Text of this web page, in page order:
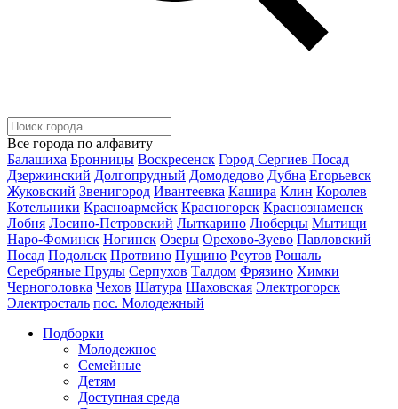
Все города по алфавиту
Балашиха Бронницы Воскресенск Город Сергиев Посад
Дзержинский Долгопрудный Домодедово Дубна Егорьевск
Жуковский Звенигород Ивантеевка Кашира Клин Королев
Котельники Красноармейск Красногорск Краснознаменск
Лобня Лосино-Петровский Лыткарино Люберцы Мытищи
Наро-Фоминск Ногинск Озеры Орехово-Зуево Павловский
Посад Подольск Протвино Пущино Реутов Рошаль
Серебряные Пруды Серпухов Талдом Фрязино Химки
Черноголовка Чехов Шатура Шаховская Электрогорск
Электросталь пос. Молодежный
Подборки
Молодежное
Семейные
Детям
Доступная среда